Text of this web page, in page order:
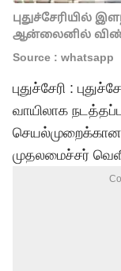
புதுச்சேரியில்
ஆன்லைனில்
Source : whatsapp
புதுச்சேரி :
வாயிலாக
முதலமைச்சர்